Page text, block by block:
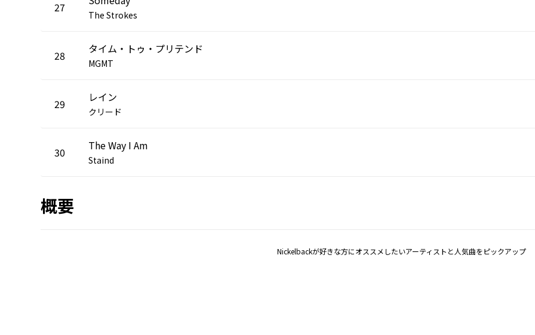
27
The Strokes
28 タイム・トゥ・プリテンド
MGMT
29 レイン
クリード
30 The Way I Am
Staind
概要
Nickelbackが好きな方にオススメしたいアーティストと人気曲をピックアップ